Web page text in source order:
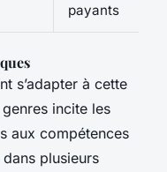
payants
s’adapter à cette
incite les
aux compétences
plusieurs